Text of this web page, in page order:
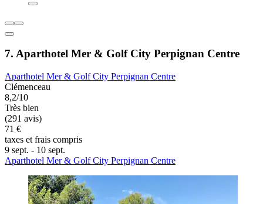
7. Aparthotel Mer & Golf City Perpignan Centre
Aparthotel Mer & Golf City Perpignan Centre
Clémenceau
8,2/10
Très bien
(291 avis)
71 €
taxes et frais compris
9 sept. - 10 sept.
Aparthotel Mer & Golf City Perpignan Centre